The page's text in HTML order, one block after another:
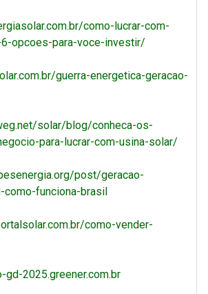
como-lucrar-com-
opcoes-para-voce-investir/
guerra-energetica-geracao-
solar/blog/conheca-os-
para-lucrar-com-usina-solar/
post/geracao-
como-funciona-brasil
como-vender-
2025.greener.com.br